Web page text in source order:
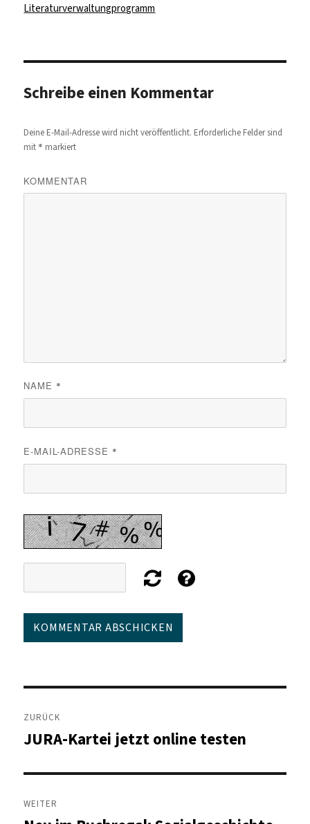
Literaturverwaltungprogramm
Schreibe einen Kommentar
Deine E-Mail-Adresse wird nicht veröffentlicht. Erforderliche Felder sind
mit * markiert
KOMMENTAR
NAME *
E-MAIL-ADRESSE *
Beitragsnavigation
ZURÜCK
Vorheriger
JURA-Kartei jetzt online testen
WEITER